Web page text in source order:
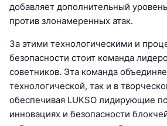
добавляет дополнительный
против злонамеренных атак.
За этими технологическими и
безопасности стоит команда
советников. Эта команда
технологической, так и в
обеспечивая LUKSO лидирующие
инновациях и безопасности